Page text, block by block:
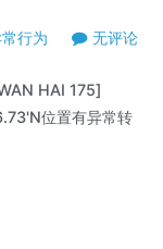
行为 无评论
HAI 175]
位置有异常转